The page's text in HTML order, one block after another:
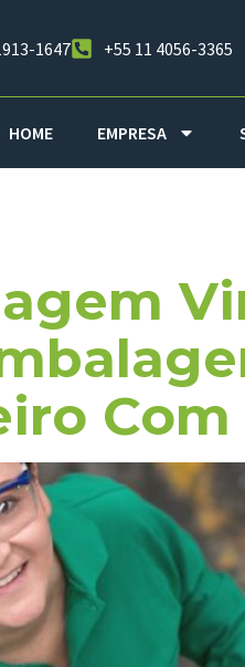
1647 +55 11 4056-3365
HOME EMPRESA
Com